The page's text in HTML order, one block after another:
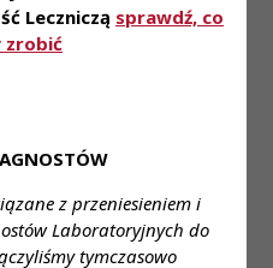
Leczniczą sprawdź, co
zrobić
z przeniesieniem i
Laboratoryjnych do
tymczasowo
badania laboratoryjne,
· Biorą udział w
ul. Cegłowska 80,
wyższe